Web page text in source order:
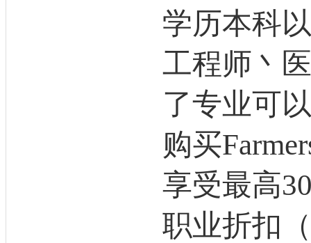
学历本科
工程师丶
了专业可
购买
享受最高
职业折扣